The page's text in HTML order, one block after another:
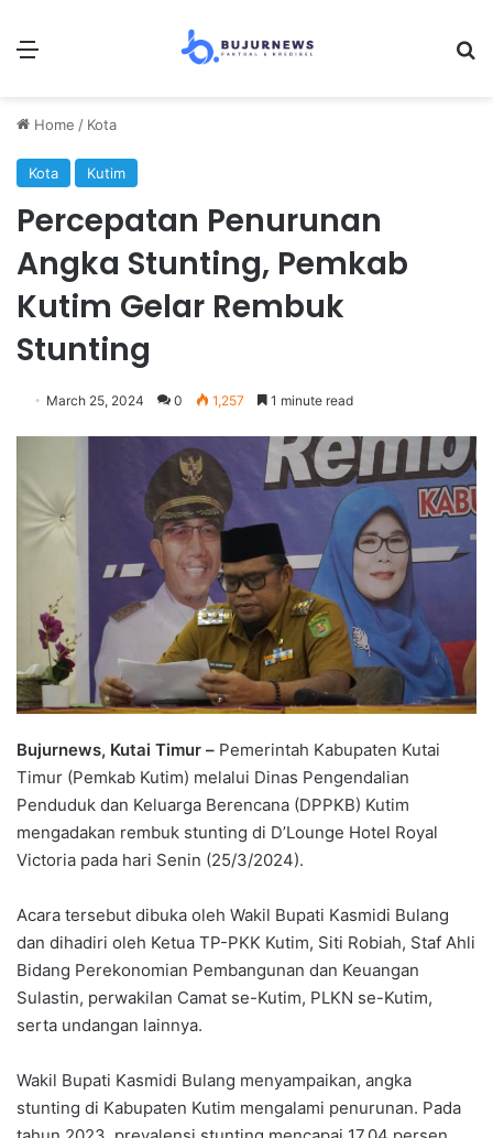
Menu
Home / Kota
Kota Kutim
Percepatan Penurunan
Angka Stunting, Pemkab
Kutim Gelar Rembuk
Stunting
March 25, 2024 0 1,257 1 minute read
Bujurnews, Kutai Timur – Pemerintah Kabupaten Kutai
Timur (Pemkab Kutim) melalui Dinas Pengendalian
Penduduk dan Keluarga Berencana (DPPKB) Kutim
mengadakan rembuk stunting di D’Lounge Hotel Royal
Victoria pada hari Senin (25/3/2024).
Acara tersebut dibuka oleh Wakil Bupati Kasmidi Bulang
dan dihadiri oleh Ketua TP-PKK Kutim, Siti Robiah, Staf Ahli
Bidang Perekonomian Pembangunan dan Keuangan
Sulastin, perwakilan Camat se-Kutim, PLKN se-Kutim,
serta undangan lainnya.
Wakil Bupati Kasmidi Bulang menyampaikan, angka
stunting di Kabupaten Kutim mengalami penurunan. Pada